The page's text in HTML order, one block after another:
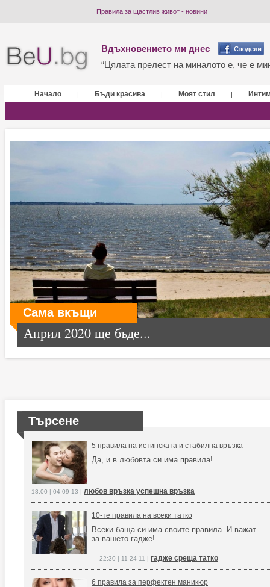
Правила за щастлив живот - новини
Вдъхновението ми днес
“Цялата прелест на миналото е, че е
Начало | Бъди красива | Моят стил |
Сама вкъщи
Април 2020 ще бъде...
Търсене
5 правила на истинската и стабилна връзка
Да, и в любовта си има правила!
18:00 | 04-09-13 | любов връзка успешна връзка
10-те правила на всеки татко
Всеки баща си има своите правила. И важат
за вашето гадже!
22:30 | 11-24-11 | гадже среща татко
6 правила за перфектен маникюр